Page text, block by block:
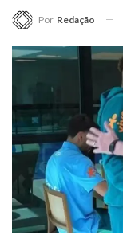
Por Redação